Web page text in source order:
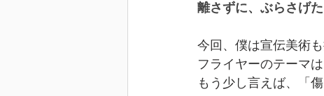
離さずに、ぶらさげ
今回、僕は宣伝美術も
フライヤーのテーマは
もう少し言えば、「